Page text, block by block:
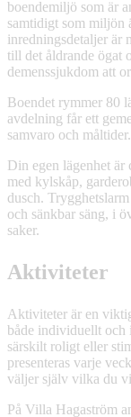
boendemiljö som är
samtidigt som miljön
inredningsdetaljer är
till det åldrande ögat
demenssjukdom att
Boendet rymmer 80
avdelning får ett
samvaro och
Din egen lägenhet är
med kylskåp,
dusch.
och sänkbar säng, i
saker.
Aktiviteter
Aktiviteter är en
både individuellt och
särskilt roligt eller
presenteras varje
väljer själv vilka du
På Villa Hagaström